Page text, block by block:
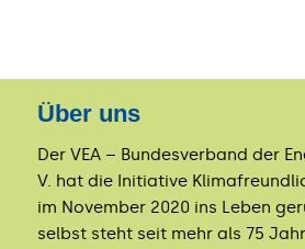
Über uns
Der VEA – Bundesverband der
V. hat die Initiative
im November 2020 ins Leben
selbst steht seit mehr als 75